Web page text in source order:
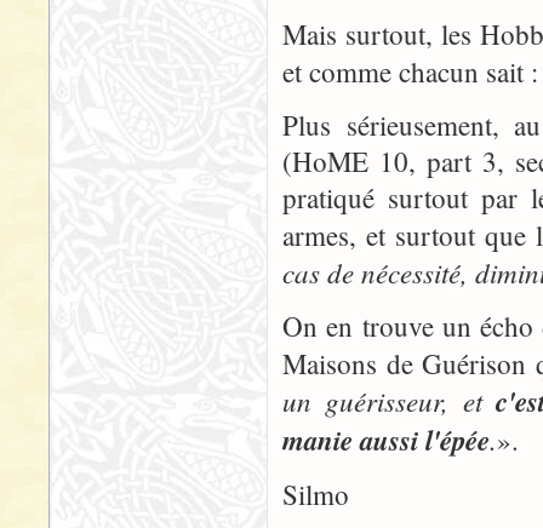
Mais surtout, les
et comme chacun sait
Plus sérieusement,
(HoME 10, part 3,
pratiqué surtout par
armes, et surtout
cas de nécessité,
On en trouve un écho
Maisons de
un guérisseur, et
manie aussi l'épée.».
Silmo